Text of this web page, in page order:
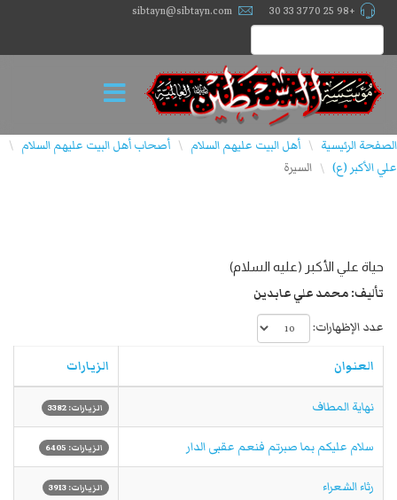
+98 25 3770 33 30
sibtayn@sibtayn.com
الصفحة الرئيسية \ أهل البيت عليهم السلام \ أصحاب أهل البيت علیهم السلام \
علي الأكبر (ع) \ السيرة
حياة علي الأكبر (علیه السلام)
تألیف: محمد علي عابدين
عدد الإظهارات:
العنوان الزيارات
نهاية المطاف الزيارات: 3382
سلام عليكم بما صبرتم فنعم عقبى الدار الزيارات: 6405
رثاء الشعراء الزيارات: 3913